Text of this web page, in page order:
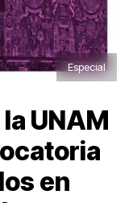
Especial
UNAM
en